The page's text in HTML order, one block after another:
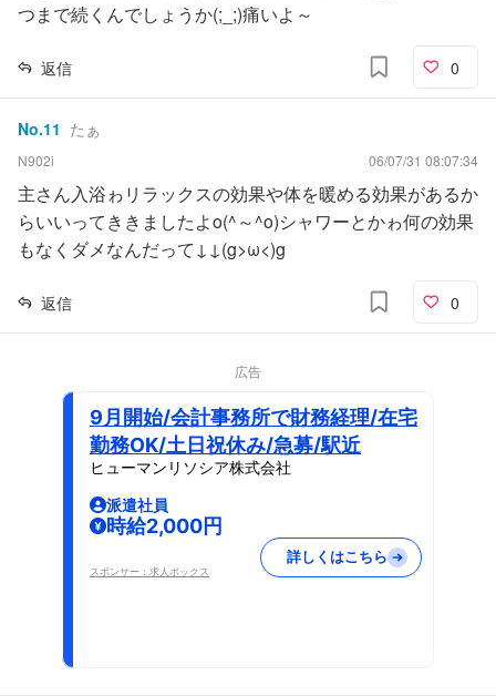
つまで続くんでしょうか(;_;)痛いよ～
返信 0
No.11 たぁ
N902i 06/07/31 08:07:34
主さん入浴ゎリラックスの効果や体を暖める効果があるか
らいいってききましたよo(^～^o)シャワーとかゎ何の効果
もなくダメなんだって↓↓(g>ω<)g
返信 0
広告
9月開始/会計事務所で財務経理/在宅
勤務OK/土日祝休み/急募/駅近
ヒューマンリソシア株式会社
派遣社員
時給2,000円
スポンサー：求人ボックス
詳しくはこちら